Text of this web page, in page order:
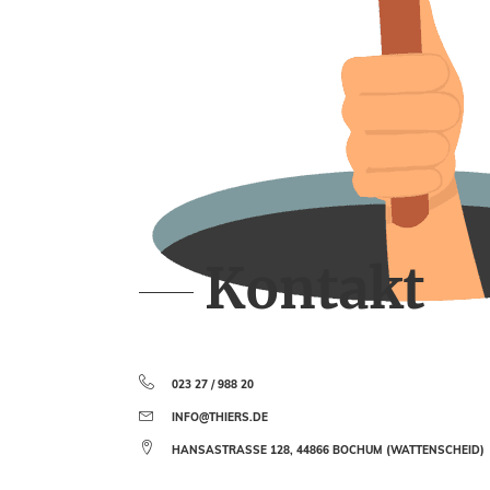
Kontakt
023 27 / 988 20
INFO@THIERS.DE
HANSASTRASSE 128, 44866 BOCHUM (WATTENSCHEID)